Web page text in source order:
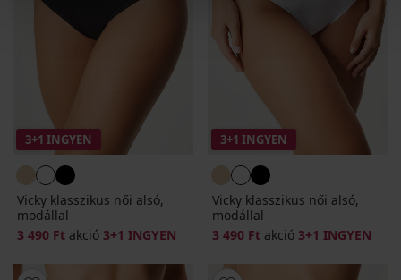
3+1 INGYEN
Vicky klasszikus női alsó,
modállal
3 490 Ft akció 3+1 INGYEN
3+1 INGYEN
Vicky klasszikus női alsó,
modállal
3 490 Ft akció 3+1 INGYEN